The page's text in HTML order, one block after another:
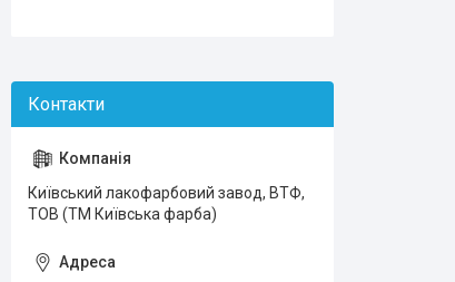
Київський лакофарбовий завод, ВТФ,
ТОВ (ТМ Київська фарба)